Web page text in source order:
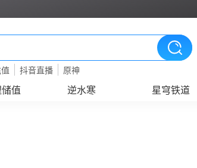
抖音直播 原神
值 逆水寒
星穹铁道